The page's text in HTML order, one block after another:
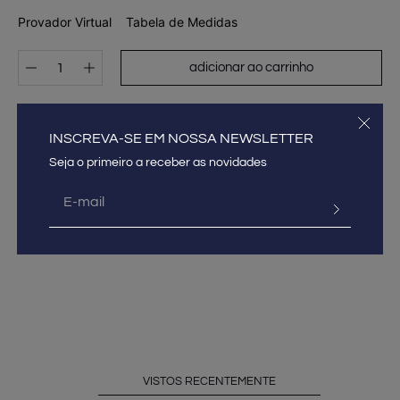
INSCREVA-SE EM NOSSA NEWSLETTER
Provador Virtual Tabela de Medidas
adicionar ao carrinho
DESCRIÇÃO E DETALHES DO PRODUTO
GUIA DE MEDIDAS
COMPOSIÇÃO
VISTOS RECENTEMENTE